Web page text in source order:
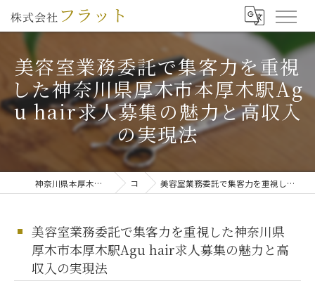
美容室業務委託で集客力を重視
した神奈川県厚木市本厚木駅Ag
u hair求人募集の魅力と高収入
の実現法
神奈川県本厚木で美容師の求人なら株式会社フラット コラム 美容室業務委託で集客力を重視した神奈川県厚木市本厚木駅Agu hair求人募集の魅力と高収入の実現法
美容室業務委託で集客力を重視した神奈川県
厚木市本厚木駅Agu hair求人募集の魅力と高
収入の実現法